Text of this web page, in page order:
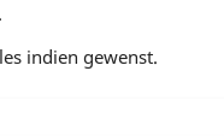
indien gewenst.